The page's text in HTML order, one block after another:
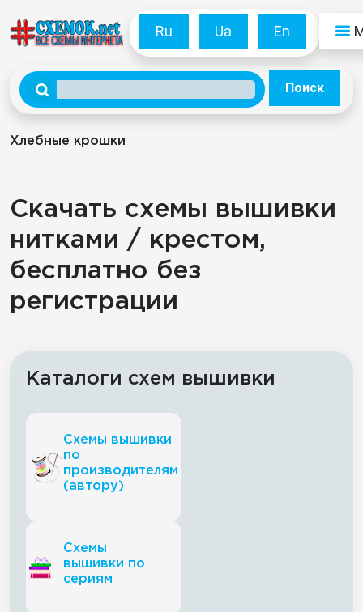
Ru Ua En
Поиск
Хлебные крошки
Скачать схемы вышивки
нитками / крестом,
бесплатно без
регистрации
Каталоги схем вышивки
Схемы вышивки
по
производителям
(автору)
Схемы
вышивки по
сериям